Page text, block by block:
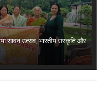
सावन उत्सव, भारतीय संस्कृति और